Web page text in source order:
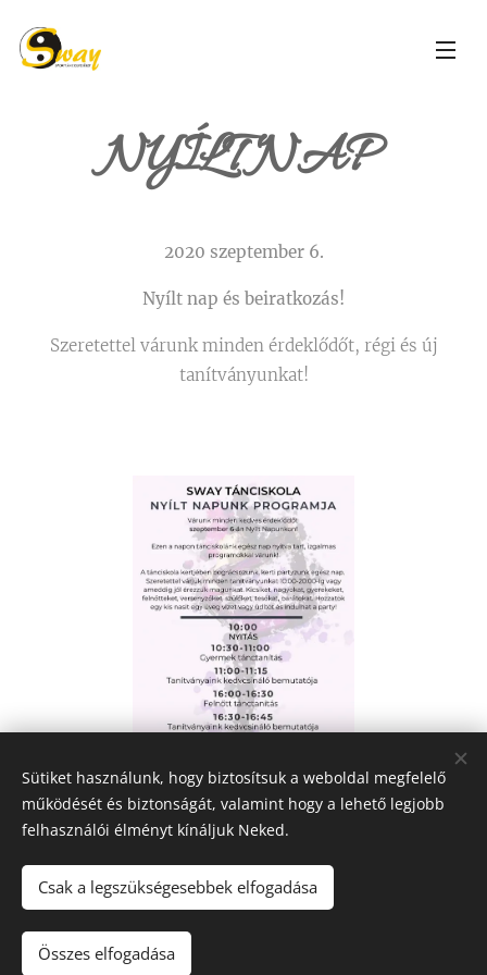
NYÍLT NAP
2020 szeptember 6.
Nyílt nap és beiratkozás!
Szeretettel várunk minden érdeklődőt, régi és új
tanítványunkat!
Sway Tánciskola
Sütiket használunk, hogy biztosítsuk a weboldal megfelelő
működését és biztonságát, valamint hogy a lehető legjobb
felhasználói élményt kínáljuk Neked.
Csak a legszükségesebbek elfogadása
Összes elfogadása